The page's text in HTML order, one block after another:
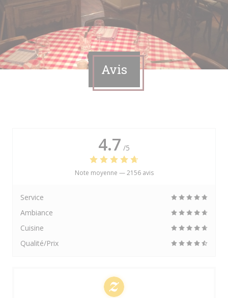
Avis
4.7 /5
Note moyenne —2156 avis
Service
Ambiance
Cuisine
Qualité/Prix